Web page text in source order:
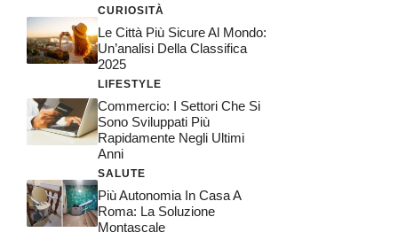
CURIOSITÀ
Le Città Più Sicure Al Mondo:
Un’analisi Della Classifica
2025
LIFESTYLE
Commercio: I Settori Che Si
Sono Sviluppati Più
Rapidamente Negli Ultimi
Anni
SALUTE
Più Autonomia In Casa A
Roma: La Soluzione
Montascale